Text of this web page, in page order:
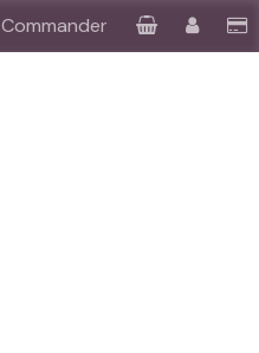
Commander